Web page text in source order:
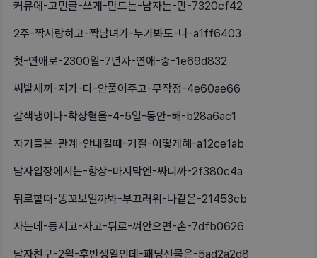
커뮤에-고민글-쓰게-만드는-남자는-만-7320cf42
2주-짝사랑하고-짝남녀가-누가봐도-나-a1ff6403
첫-연애로-2300일-7년차-연애-중-1e69d832
씨발새끼-지가-다-안풀어주고-무작정-4e60ae66
갈색냉이나-착상혈을-4-5일-동안-해-b28a6ac1
자기들은-관계-안내킬때-거절-어떻게해-a12ce1ab
남자입장에서는-항상-마지막엔-싸니까-2f380c4a
뒤로할때-똥꼬보일까봐-부끄러워-나같은-21453cb
자는데-등지고-자고-뒤로-껴안으면-손-7dfb0626
남자친구-2월-후반생일인데-패딩선물은-5ad2a2d8